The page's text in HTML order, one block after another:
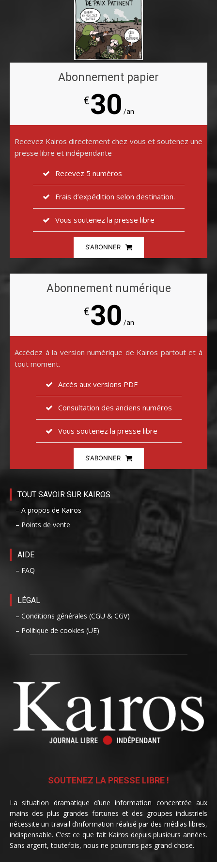
Abonnement papier
€30 /an
Recevez Kairos directement chez vous et soutenez une
presse libre et indépendante
Recevez 5 numéros
Frais d’expédition selon destination.
Vous soutenez la presse libre
S'ABONNER
Abonnement numérique
€30 /an
Accédez à la version numérique de Kairos partout et à
tout moment.
Accès aux versions PDF
Consultation des anciens numéros
Vous soutenez la presse libre
S'ABONNER
TOUT SAVOIR SUR KAIROS
– A propos de Kairos
– Points de vente
AIDE
– FAQ
LÉGAL
– Conditions générales (CGU & CGV)
– Politique de cookies (UE)
SOUTENEZ LA PRESSE LIBRE !
La situation dramatique d’une information concentrée aux
mains des plus grandes fortunes et des groupes industriels
nécessite un travail d’information réalisé par des médias libres,
indispensable. C’est ce que fait Kairos depuis plusieurs années.
Sans argent, toutefois, nous ne pourrons pas grand chose.